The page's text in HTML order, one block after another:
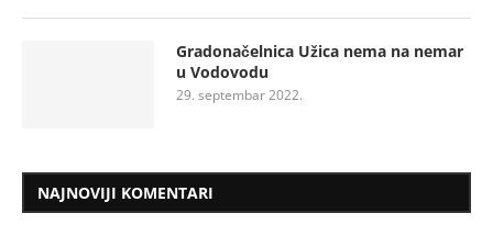
Gradonačelnica Užica nema na nemar
u Vodovodu
29. septembar 2022.
NAJNOVIJI KOMENTARI